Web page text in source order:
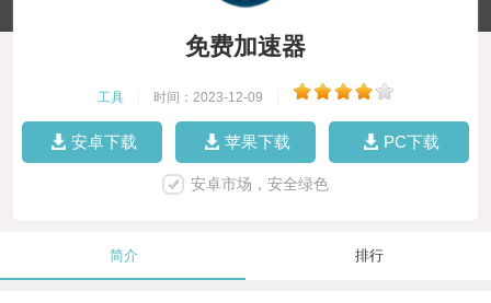
免费加速器
工具 时间：2023-12-09
安卓下载 苹果下载 PC下载
安卓市场，安全绿色
简介 排行